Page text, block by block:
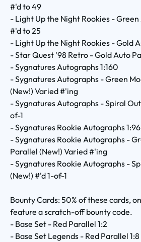
#'d to 49
- Light Up the Night Rookies -
#'d to 25
- Light Up the Night Rookies - Gold
- Star Quest '98 Retro - Gold Auto
- Sygnatures Autographs 1:160
- Sygnatures Autographs - Green
(New!) Varied #'ing
- Sygnatures Autographs - Spiral
of-1
- Sygnatures Rookie Autographs 1:96
- Sygnatures Rookie Autographs -
Parallel (New!) Varied #'ing
- Sygnatures Rookie Autographs -
(New!) #'d 1-of-1
Bounty Cards: 50% of these cards,
feature a scratch-off bounty code.
- Base Set - Red Parallel 1:2
- Base Set Legends - Red Parallel 1:8